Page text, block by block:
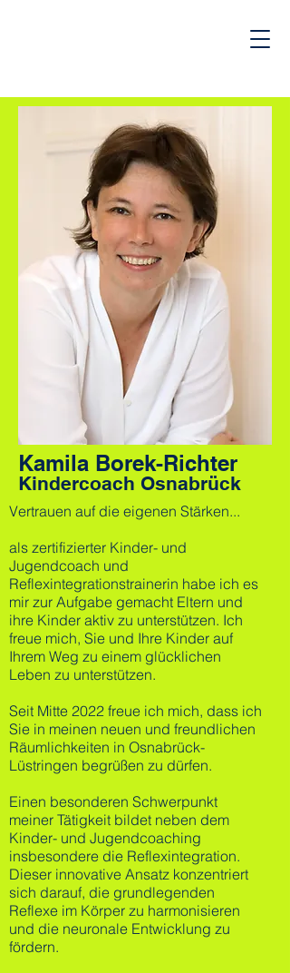
Kamila Borek-Richter
Kindercoach Osnabrück
Vertrauen auf die eigenen Stärken...
als zertifizierter Kinder- und
Jugendcoach und
Reflexintegrationstrainerin habe ich es
mir zur Aufgabe gemacht Eltern und
ihre Kinder aktiv zu unterstützen. Ich
freue mich, Sie und Ihre Kinder auf
Ihrem Weg zu einem glücklichen
Leben zu unterstützen.
Seit Mitte 2022 freue ich mich, dass ich
Sie in meinen neuen und freundlichen
Räumlichkeiten in Osnabrück-
Lüstringen begrüßen zu dürfen.
Einen besonderen Schwerpunkt
meiner Tätigkeit bildet neben dem
Kinder- und Jugendcoaching
insbesondere die Reflexintegration.
Dieser innovative Ansatz konzentriert
sich darauf, die grundlegenden
Reflexe im Körper zu harmonisieren
und die neuronale Entwicklung zu
fördern.